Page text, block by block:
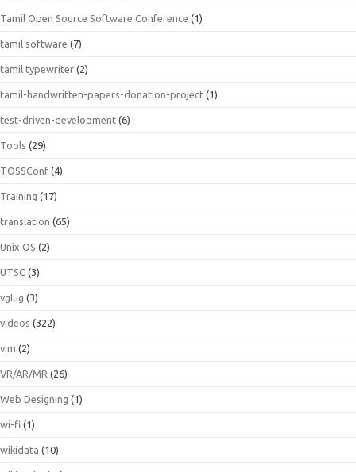
Tamil Open Source Software Conference (1)
tamil software (7)
tamil typewriter (2)
tamil-handwritten-papers-donation-project (1)
test-driven-development (6)
Tools (29)
TOSSConf (4)
Training (17)
translation (65)
Unix OS (2)
UTSC (3)
vglug (3)
videos (322)
vim (2)
VR/AR/MR (26)
Web Designing (1)
wi-fi (1)
wikidata (10)